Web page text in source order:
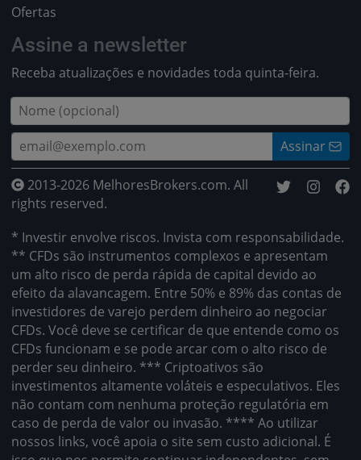
Ofertas
Assine a newsletter
Receba atualizações e novidades toda quinta-feira.
Assinar
2013-2026 MelhoresBrokers.com. All
rights reserved.
* Investir envolve riscos. Invista com responsabilidade.
** CFDs são instrumentos complexos e apresentam
um alto risco de perda rápida de capital devido ao
efeito da alavancagem. Entre 50% e 89% das contas de
investidores de varejo perdem dinheiro ao negociar
CFDs. Você deve se certificar de que entende como os
CFDs funcionam e se pode arcar com o alto risco de
perder seu dinheiro. *** Criptoativos são
investimentos altamente voláteis e especulativos. Eles
não contam com nenhuma proteção regulatória em
caso de perda de valor ou invasão. **** Ao utilizar
nossos links, você apoia o site sem custo adicional. É